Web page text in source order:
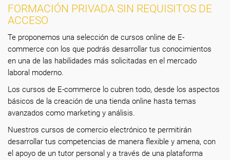
FORMACIÓN PRIVADA SIN REQUISITOS DE
ACCESO
Te proponemos una selección de cursos online de E-
commerce con los que podrás desarrollar tus conocimientos
en una de las habilidades más solicitadas en el mercado
laboral moderno.
Los cursos de E-commerce lo cubren todo, desde los aspectos
básicos de la creación de una tienda online hasta temas
avanzados como marketing y análisis.
Nuestros cursos de comercio electrónico te permitirán
desarrollar tus competencias de manera flexible y amena, con
el apoyo de un tutor personal y a través de una plataforma